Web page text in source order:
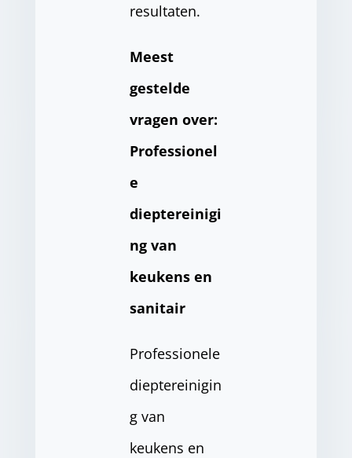
resultaten.
Meest
gestelde
vragen over:
Professionel
e
dieptereinigi
ng van
keukens en
sanitair
Professionele
dieptereinigin
g van
keukens en